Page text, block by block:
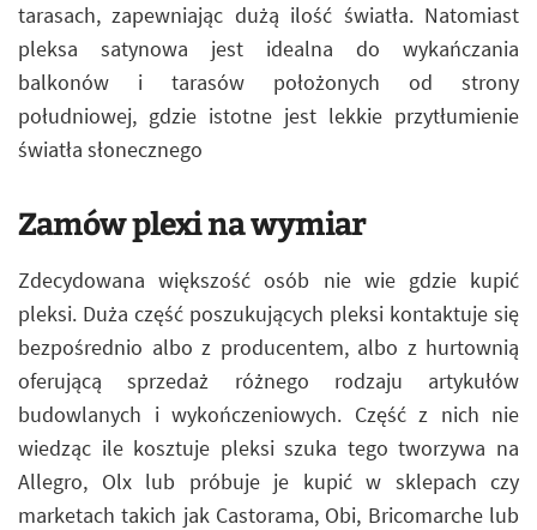
tarasach, zapewniając dużą ilość światła. Natomiast
pleksa satynowa jest idealna do wykańczania
balkonów i tarasów położonych od strony
południowej, gdzie istotne jest lekkie przytłumienie
światła słonecznego
Zamów plexi na wymiar
Zdecydowana większość osób nie wie gdzie kupić
pleksi. Duża część poszukujących pleksi kontaktuje się
bezpośrednio albo z producentem, albo z hurtownią
oferującą sprzedaż różnego rodzaju artykułów
budowlanych i wykończeniowych. Część z nich nie
wiedząc ile kosztuje pleksi szuka tego tworzywa na
Allegro, Olx lub próbuje je kupić w sklepach czy
marketach takich jak Castorama, Obi, Bricomarche lub